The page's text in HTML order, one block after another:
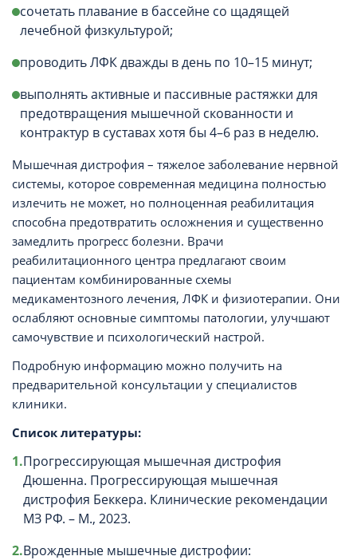
сочетать плавание в бассейне со щадящей
лечебной физкультурой;
проводить ЛФК дважды в день по 10–15 минут;
выполнять активные и пассивные растяжки для
предотвращения мышечной скованности и
контрактур в суставах хотя бы 4–6 раз в неделю.
Мышечная дистрофия – тяжелое заболевание нервной
системы, которое современная медицина полностью
излечить не может, но полноценная реабилитация
способна предотвратить осложнения и существенно
замедлить прогресс болезни. Врачи
реабилитационного центра предлагают своим
пациентам комбинированные схемы
медикаментозного лечения, ЛФК и физиотерапии. Они
ослабляют основные симптомы патологии, улучшают
самочувствие и психологический настрой.
Подробную информацию можно получить на
предварительной консультации у специалистов
клиники.
Список литературы:
Прогрессирующая мышечная дистрофия
Дюшенна. Прогрессирующая мышечная
дистрофия Беккера. Клинические рекомендации
МЗ РФ. – М., 2023.
Врожденные мышечные дистрофии: